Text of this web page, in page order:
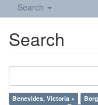
Search
Search
Benevides, Victoria ×